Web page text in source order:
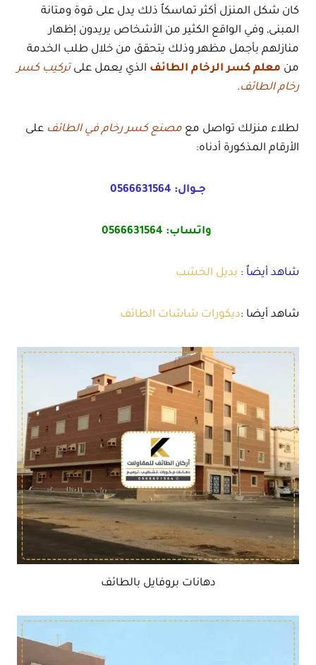
كان شكل المنزل أكثر تماسكاٌ ذلك يدل على قوة ومتانة
المبنى, وفي الواقع الكثير من الأشخاص يريدون إظهار
منازلهم بأجمل مظهر وذلك يتحقق من خلال طلب الخدمة
من معلم كسر الرخام الطائف الذي يعمل على تركيب كسر
رخام الطائف.
لطلاء منزلك تواصل مع مصنع كسر رخام في الطائف على
الأرقام المذكورة أدناه:
جــوال: 0566631564
واتساب: 0566631564
شاهد أيضاٌ : بديل الخشب
شاهد أيضا :ديكورات شاشات الطائف
دهانات بروفايل بالطائف